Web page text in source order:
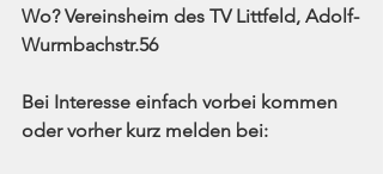
Wo? Vereinsheim des TV Littfeld, Adolf-
Wurmbachstr.56
Bei Interesse einfach vorbei kommen
oder vorher kurz melden bei: